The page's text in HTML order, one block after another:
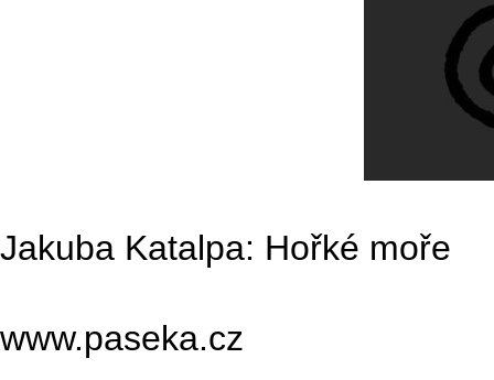
Jakuba Katalpa: Hořké moře
www.paseka.cz